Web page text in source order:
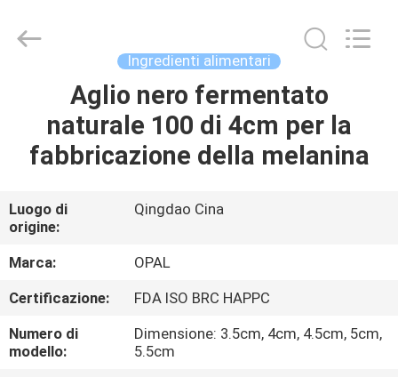
PRODOTTI
CIRCA
NOI
GIRO
DELLA
FABBRICA
Rights
Reserved.
Ingredienti alimentari
Aglio nero fermentato
naturale 100 di 4cm per la
fabbricazione della melanina
Luogo di
origine:
Qingdao Cina
Marca:
OPAL
Certificazione:
FDA ISO BRC HAPPC
Numero di
modello:
Dimensione: 3.5cm, 4cm, 4.5cm, 5cm,
5.5cm